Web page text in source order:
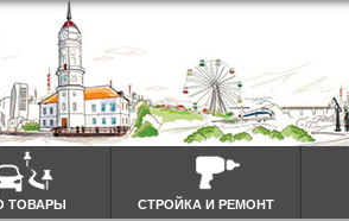
ТОВАРЫ СТРОЙКА И РЕМОНТ